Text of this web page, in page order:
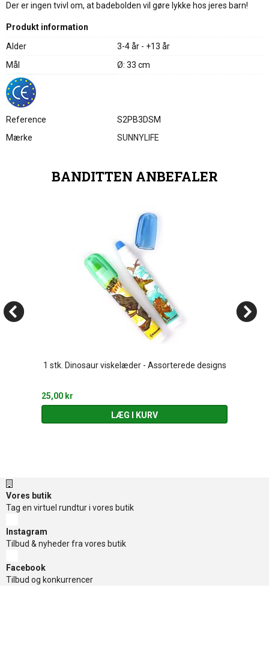
Der er ingen tvivl om, at badebolden vil gøre lykke hos jeres barn!
Produkt information
Alder
3-4 år - +13 år
Mål
Ø: 33 cm
Reference
S2PB3DSM
Mærke
SUNNYLIFE
BANDITTEN ANBEFALER
1 stk. Dinosaur viskelæder - Assorterede designs
25,00 kr
LÆG I KURV
Vores butik
Tag en virtuel rundtur i vores butik
Instagram
Tilbud & nyheder fra vores butik
Facebook
Tilbud og konkurrencer